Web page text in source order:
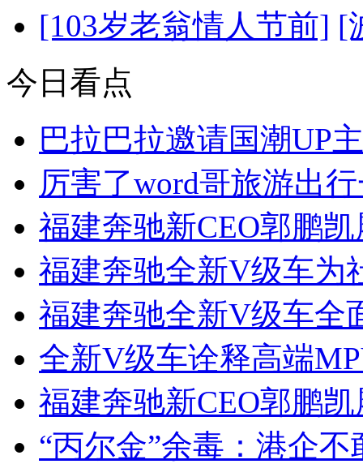
[103岁老翁情人节前] [
今日看点
巴拉巴拉邀请国潮UP
厉害了word哥旅游出
福建奔驰新CEO郭鹏
福建奔驰全新V级车为
福建奔驰全新V级车全
全新V级车诠释高端
福建奔驰新CEO郭鹏
“丙尔金”余毒：港企